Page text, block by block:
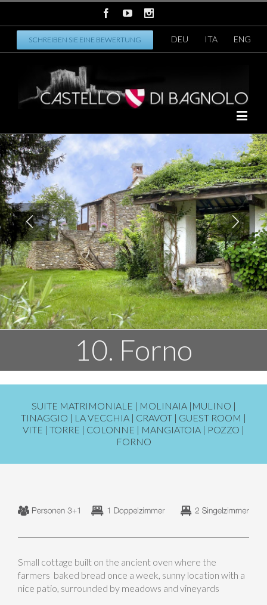
SCHREIBEN SIE EINE BEWERTUNG DEU ITA ENG
10. Forno
SUITE MATRIMONIALE | MOLINAIA| MULINO |
TINAGGIO | LA VECCHIA | CRAVOT | GUEST ROOM |
VITE | TORRE | COLONNE | MANGIATOIA | POZZO |
FORNO
Small cottage built on the ancient oven where the
farmers baked bread once a week, sunny location with a
nice patio, surrounded by meadows and vineyards